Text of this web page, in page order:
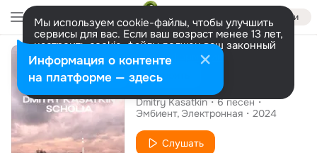
Войти
Мы используем cookie-файлы, чтобы улучшить
сервисы для вас. Если ваш возраст менее 13 лет,
настроить cookie-файлы должен ваш законный
представитель. Больше информации
Разрешить все Настроить
Альбом
Scholia
Dmitry Kasatkin 6песен
Эмбиент Электронная 2024
Слушать
Информация о контенте
на платформе — здесь